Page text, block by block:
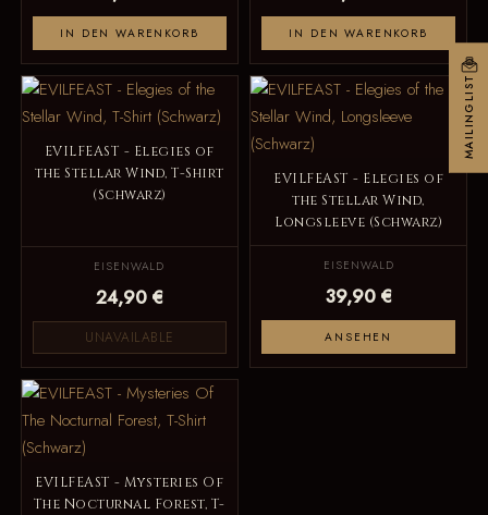
IN DEN WARENKORB IN DEN WARENKORB
EVILFEAST - Elegies of
the Stellar Wind, T-Shirt
(Schwarz)
EISENWALD
24,90 €
UNAVAILABLE
EVILFEAST - Elegies of
the Stellar Wind,
Longsleeve (Schwarz)
EISENWALD
39,90 €
ANSEHEN
EVILFEAST - Mysteries Of
The Nocturnal Forest, T-
MAILINGLIST